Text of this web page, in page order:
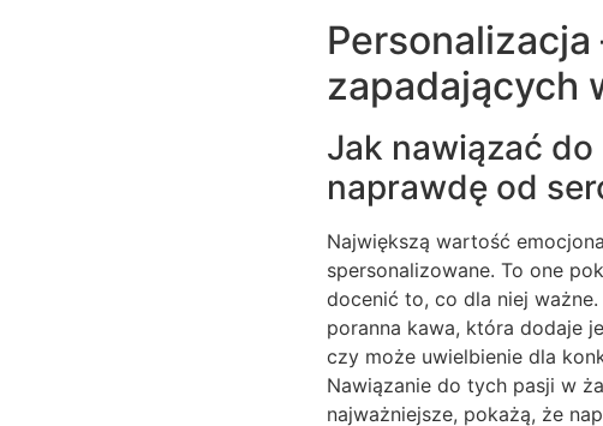
zapadających
Jak nawiązać
naprawdę od
Największą wartość
spersonalizowane. To one
docenić to, co dla niej
poranna kawa, która dodaje
czy może uwielbienie dla
Nawiązanie do tych pasji w
najważniejsze, pokażą, że